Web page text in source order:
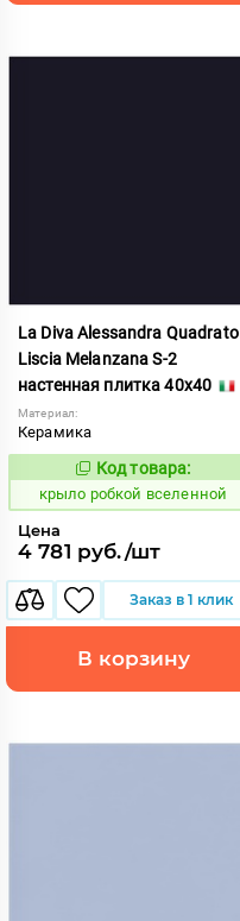
La Diva Alessandra Quadrato
Liscia Melanzana S-2
настенная плитка 40x40
Материал:
Керамика
837888
Код товара:
крыло робкой вселенной
Цена
4 781 руб./шт
Заказ в 1 клик
В корзину